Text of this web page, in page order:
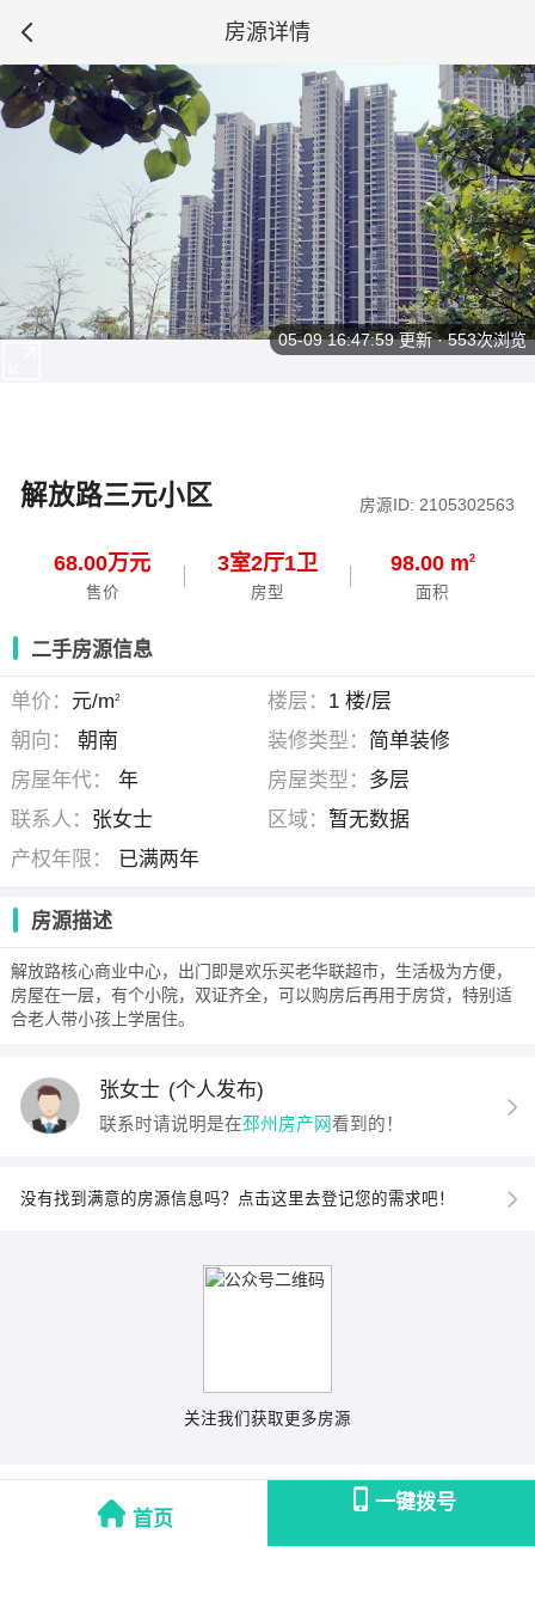
房源详情
解放路三元小区 房源ID: 2105302563
68.00万元
售价
3室2厅1卫
房型
98.00 m2
面积
首页
一键拨号
05-09 16:47:59更新 · 553次浏览
二手房源信息
单价： 元/m2 楼层： 1 楼/层
朝向：
朝南 装修类型： 简单装修
房屋年代：
年 房屋类型： 多层
联系人： 张女士 区域： 暂无数据
产权年限：
已满两年
房源描述
解放路核心商业中心，出门即是欢乐买老华联超市，生活极为方便，
房屋在一层，有个小院，双证齐全，可以购房后再用于房贷，特别适
合老人带小孩上学居住。
张女士 (个人发布)
联系时请说明是在邳州房产网看到的！
没有找到满意的房源信息吗？点击这里去登记您的需求吧！
关注我们获取更多房源